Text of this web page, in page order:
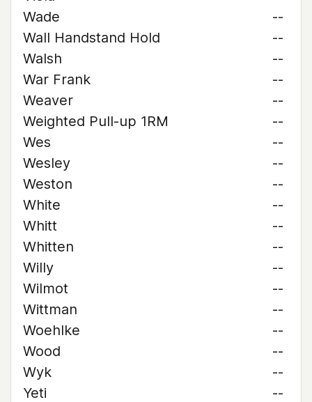
Wade
--
Wall Handstand Hold
--
Walsh
--
War Frank
--
Weaver
--
Weighted Pull-up 1RM
--
Wes
--
Wesley
--
Weston
--
White
--
Whitt
--
Whitten
--
Willy
--
Wilmot
--
Wittman
--
Woehlke
--
Wood
--
Wyk
--
Yeti
--